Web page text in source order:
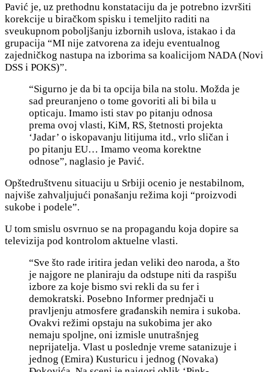
Pavić je, uz prethodnu konstataciju da je potrebno izvršiti
korekcije u biračkom spisku i temeljito raditi na
sveukupnom poboljšanju izbornih uslova, istakao i da
grupacija “MI nije zatvorena za ideju eventualnog
zajedničkog nastupa na izborima sa koalicijom NADA (Novi
DSS i POKS)”.
“Sigurno je da bi ta opcija bila na stolu. Možda je
sad preuranjeno o tome govoriti ali bi bila u
opticaju. Imamo isti stav po pitanju odnosa
prema ovoj vlasti, KiM, RS, štetnosti projekta
‘Jadar’ o iskopavanju litijuma itd., vrlo sličan i
po pitanju EU… Imamo veoma korektne
odnose”, naglasio je Pavić.
Opštedruštvenu situaciju u Srbiji ocenio je nestabilnom,
najviše zahvaljujući ponašanju režima koji “proizvodi
sukobe i podele”.
U tom smislu osvrnuo se na propagandu koja dopire sa
televizija pod kontrolom aktuelne vlasti.
“Sve što rade iritira jedan veliki deo naroda, a što
je najgore ne planiraju da odstupe niti da raspišu
izbore za koje bismo svi rekli da su fer i
demokratski. Posebno Informer prednjači u
pravljenju atmosfere građanskih nemira i sukoba.
Ovakvi režimi opstaju na sukobima jer ako
nemaju spoljne, oni izmisle unutrašnjeg
neprijatelja. Vlast u poslednje vreme satanizuje i
jednog (Emira) Kusturicu i jednog (Novaka)